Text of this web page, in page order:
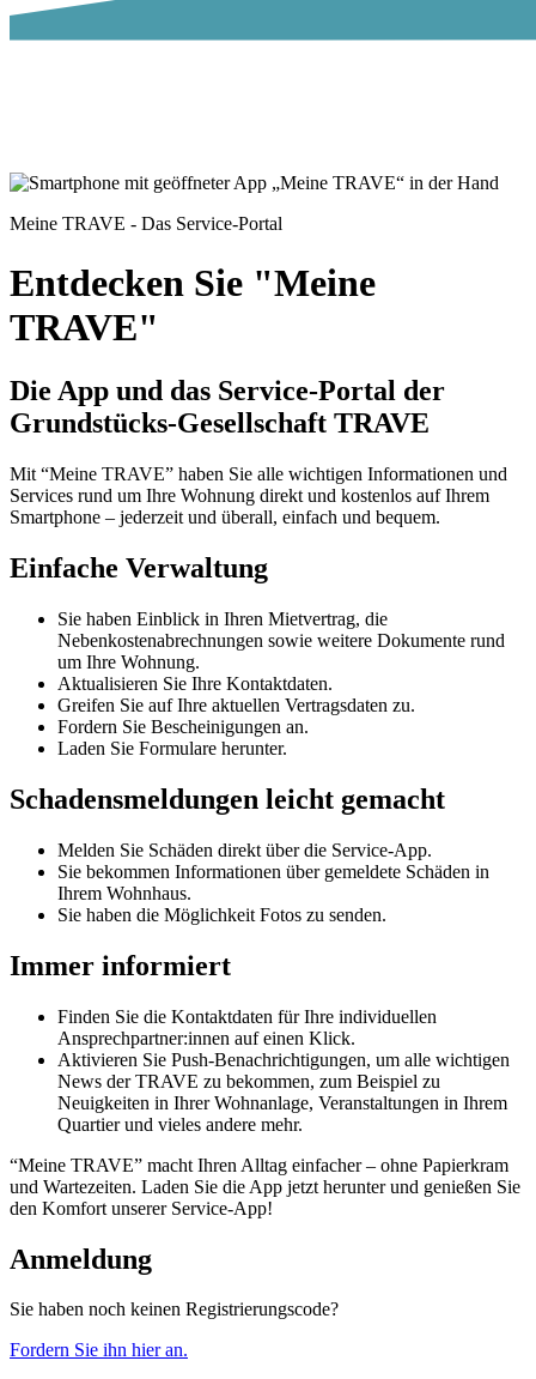
Meine TRAVE - Das Service-Portal
Entdecken Sie "Meine
TRAVE"
Die App und das Service-Portal der
Grundstücks-Gesellschaft TRAVE
Mit “Meine TRAVE” haben Sie alle wichtigen Informationen und
Services rund um Ihre Wohnung direkt und kostenlos auf Ihrem
Smartphone – jederzeit und überall, einfach und bequem.
Einfache Verwaltung
Sie haben Einblick in Ihren Mietvertrag, die
Nebenkostenabrechnungen sowie weitere Dokumente rund
um Ihre Wohnung.
Aktualisieren Sie Ihre Kontaktdaten.
Greifen Sie auf Ihre aktuellen Vertragsdaten zu.
Fordern Sie Bescheinigungen an.
Laden Sie Formulare herunter.
Schadensmeldungen leicht gemacht
Melden Sie Schäden direkt über die Service-App.
Sie bekommen Informationen über gemeldete Schäden in
Ihrem Wohnhaus.
Sie haben die Möglichkeit Fotos zu senden.
Immer informiert
Finden Sie die Kontaktdaten für Ihre individuellen
Ansprechpartner:innen auf einen Klick.
Aktivieren Sie Push-Benachrichtigungen, um alle wichtigen
News der TRAVE zu bekommen, zum Beispiel zu
Neuigkeiten in Ihrer Wohnanlage, Veranstaltungen in Ihrem
Quartier und vieles andere mehr.
“Meine TRAVE” macht Ihren Alltag einfacher – ohne Papierkram
und Wartezeiten. Laden Sie die App jetzt herunter und genießen Sie
den Komfort unserer Service-App!
Anmeldung
Sie haben noch keinen Registrierungscode?
Fordern Sie ihn hier an.